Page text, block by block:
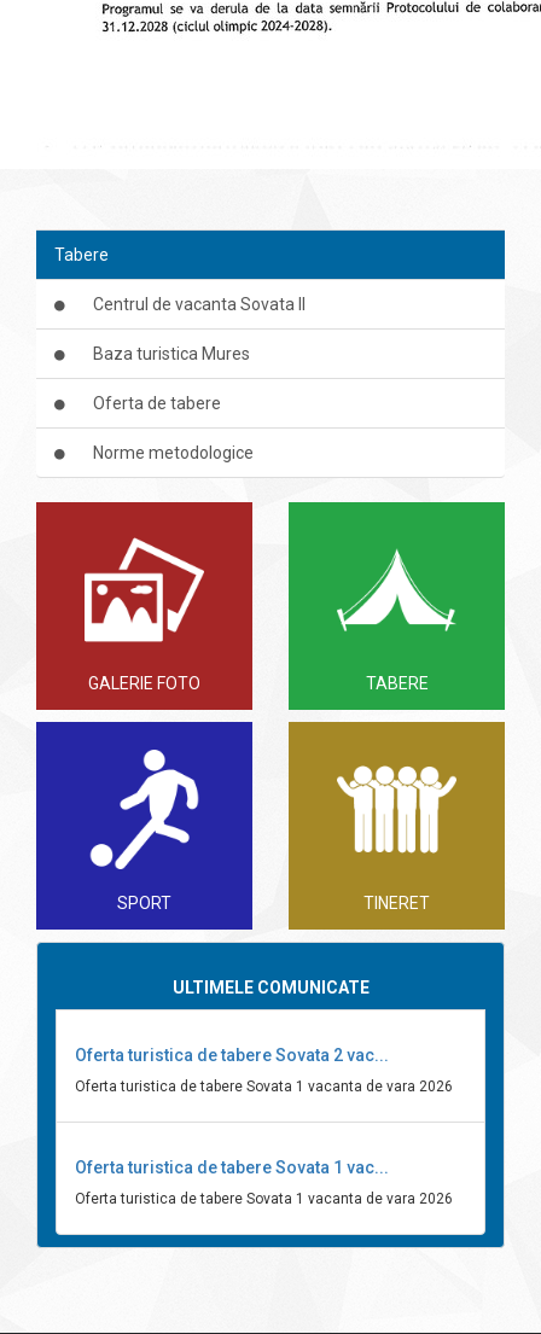
Tabere
Centrul de vacanta Sovata II
Baza turistica Mures
Oferta de tabere
Norme metodologice
GALERIE FOTO TABERE
SPORT TINERET
ULTIMELE COMUNICATE
Oferta turistica de tabere Sovata 2 vac...
Oferta turistica de tabere Sovata 1 vacanta de vara 2026
Oferta turistica de tabere Sovata 1 vac...
Oferta turistica de tabere Sovata 1 vacanta de vara 2026